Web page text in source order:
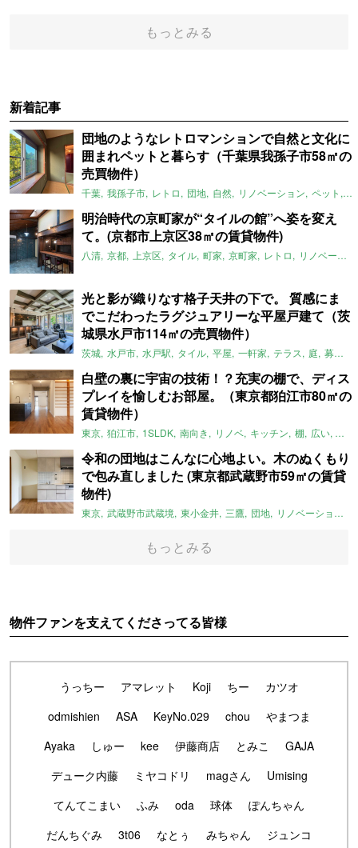
もっとみる
新着記事
団地のようなレトロマンションで自然と文化に
囲まれペットと暮らす（千葉県我孫子市58㎡の
売買物件）
千葉 我孫子市 レトロ 団地 自然 リノベーション ペット
明治時代の京町家が“タイルの館”へ姿を変え
て。(京都市上京区38㎡の賃貸物件)
八清 京都 上京区 タイル 町家 京町家 レトロ リノベーション
光と影が織りなす格子天井の下で。 質感にま
でこだわったラグジュアリーな平屋戸建て（茨
城県水戸市114㎡の売買物件）
茨城 水戸市 水戸駅 タイル 平屋 一軒家 テラス 庭 募集中
白壁の裏に宇宙の技術！？充実の棚で、ディス
プレイを愉しむお部屋。（東京都狛江市80㎡の
賃貸物件）
東京 狛江市 1SLDK 南向き リノベ キッチン 棚 広い ガイ
令和の団地はこんなに心地よい。木のぬくもり
で包み直しました (東京都武蔵野市59㎡の賃貸
物件)
東京 武蔵野市武蔵境 東小金井 三鷹 団地 リノベーション
もっとみる
物件ファンを支えてくださってる皆様
うっちー アマレット Koji ちー
カツオ
odmishien
ASA KeyNo.029 chou
やまつま
Ayaka
しゅー kee 伊藤商店 とみこ
GAJA
デューク内藤
ミヤコドリ magさん
Umising
てんてこまい
ふみ oda 球体
ぽんちゃん
だんちぐみ
3t06 なとぅ みちゃん
ジュンコ